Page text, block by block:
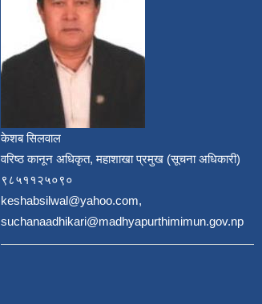
केशब सिलवाल
वरिष्ठ कानून अधिकृत, महाशाखा प्रमुख (सूचना अधिकारी)
९८५११२५०९०
keshabsilwal@yahoo.com,
suchanaadhikari@madhyapurthimimun.gov.np